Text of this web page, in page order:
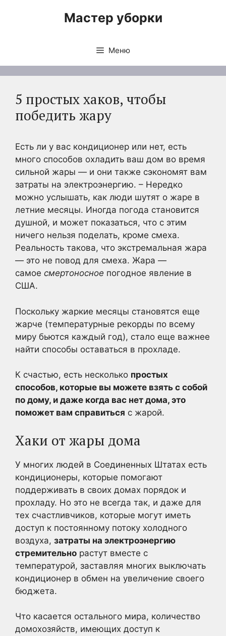
Мастер уборки
Меню
5 простых хаков, чтобы
победить жару
Есть ли у вас кондиционер или нет, есть
много способов охладить ваш дом во время
сильной жары — и они также сэкономят вам
затраты на электроэнергию. – Нередко
можно услышать, как люди шутят о жаре в
летние месяцы. Иногда погода становится
душной, и может показаться, что с этим
ничего нельзя поделать, кроме смеха.
Реальность такова, что экстремальная жара
— это не повод для смеха. Жара —
самое смертоносное погодное явление в
США.
Поскольку жаркие месяцы становятся еще
жарче (температурные рекорды по всему
миру бьются каждый год), стало еще важнее
найти способы оставаться в прохладе.
К счастью, есть несколько простых
способов, которые вы можете взять с собой
по дому, и даже когда вас нет дома, это
поможет вам справиться с жарой.
Хаки от жары дома
У многих людей в Соединенных Штатах есть
кондиционеры, которые помогают
поддерживать в своих домах порядок и
прохладу. Но это не всегда так, и даже для
тех счастливчиков, которые могут иметь
доступ к постоянному потоку холодного
воздуха, затраты на электроэнергию
стремительно растут вместе с
температурой, заставляя многих выключать
кондиционер в обмен на увеличение своего
бюджета.
Что касается остального мира, количество
домохозяйств, имеющих доступ к